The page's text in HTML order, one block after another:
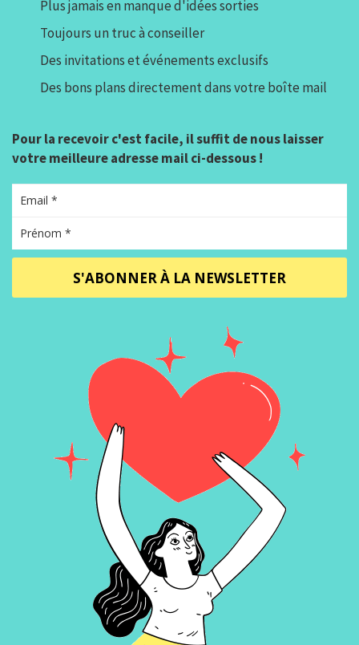
Plus jamais en manque d'idées sorties
Toujours un truc à conseiller
Des invitations et événements exclusifs
Des bons plans directement dans votre boîte mail
Pour la recevoir c'est facile, il suffit de nous laisser
votre meilleure adresse mail ci-dessous !
S'ABONNER À LA NEWSLETTER